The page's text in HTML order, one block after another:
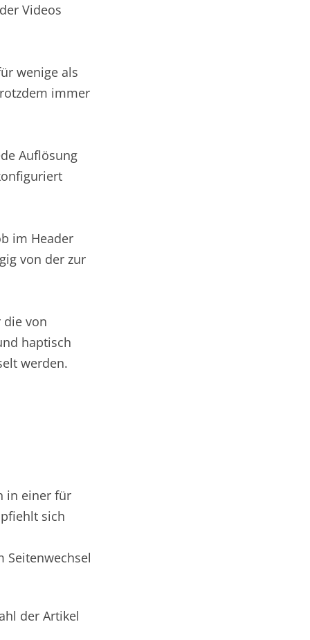
Videos
wenige als
immer
Auflösung
im Header
von der zur
die von
haptisch
werden.
in einer für
sich
Seitenwechsel
der Artikel